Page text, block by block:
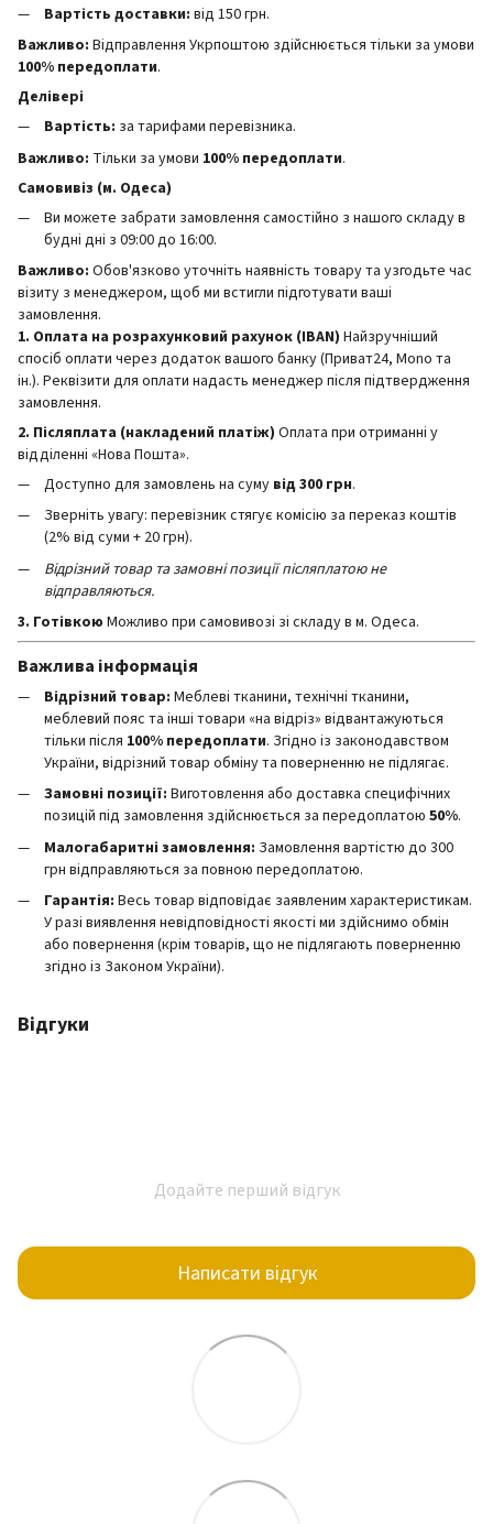
Вартість доставки: від 150 грн.
Важливо: Відправлення Укрпоштою здійснюється тільки за умови
100% передоплати.
Делівері
Вартість: за тарифами перевізника.
Важливо: Тільки за умови 100% передоплати.
Самовивіз (м. Одеса)
Ви можете забрати замовлення самостійно з нашого складу в
будні дні з 09:00 до 16:00.
Важливо: Обов'язково уточніть наявність товару та узгодьте час
візиту з менеджером, щоб ми встигли підготувати ваші
замовлення.
1. Оплата на розрахунковий рахунок (IBAN) Найзручніший
спосіб оплати через додаток вашого банку (Приват24, Mono та
ін.). Реквізити для оплати надасть менеджер після підтвердження
замовлення.
2. Післяплата (накладений платіж) Оплата при отриманні у
відділенні «Нова Пошта».
Доступно для замовлень на суму від 300 грн.
Зверніть увагу: перевізник стягує комісію за переказ коштів
(2% від суми + 20 грн).
Відрізний товар та замовні позиції післяплатою не
відправляються.
3. Готівкою Можливо при самовивозі зі складу в м. Одеса.
Важлива інформація
Відрізний товар: Меблеві тканини, технічні тканини,
меблевий пояс та інші товари «на відріз» відвантажуються
тільки після 100% передоплати. Згідно із законодавством
України, відрізний товар обміну та поверненню не підлягає.
Замовні позиції: Виготовлення або доставка специфічних
позицій під замовлення здійснюється за передоплатою 50%.
Малогабаритні замовлення: Замовлення вартістю до 300
грн відправляються за повною передоплатою.
Гарантія: Весь товар відповідає заявленим характеристикам.
У разі виявлення невідповідності якості ми здійснимо обмін
або повернення (крім товарів, що не підлягають поверненню
згідно із Законом України).
Відгуки
Додайте перший відгук
Написати відгук